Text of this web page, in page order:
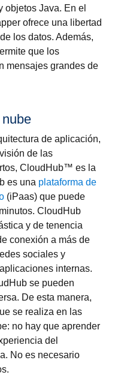
objetos Java. En el
ofrece una libertad
los datos. Además,
que los
mensajes grandes de
de aplicación,
de las
CloudHub™ es la
es una plataforma de
(iPaas) que puede
CloudHub
y de tenencia
conexión a más de
sociales y
internas.
se pueden
De esta manera,
se realiza en las
no hay que aprender
del
No es necesario